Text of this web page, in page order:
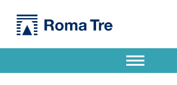
Bando di ammissione ai corsi di laurea magistrali a.a. 2025-2026 - Dipartimento di Scienze della Formazione
Dipartimento di Scienze della Formazione dell'Università degli Studi Roma Tre
Apri il menu secondario
Header info sidebar